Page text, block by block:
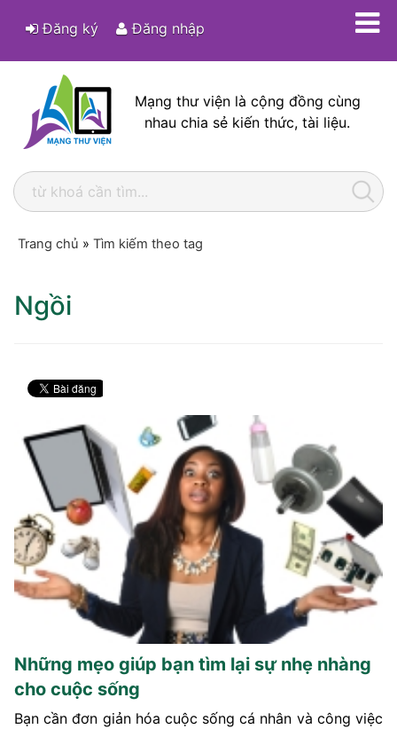
Đăng ký Đăng nhập
Mạng thư viện là cộng đồng cùng
nhau chia sẻ kiến thức, tài liệu.
Trang chủ » Tìm kiếm theo tag
Ngồi
Những mẹo giúp bạn tìm lại sự nhẹ nhàng
cho cuộc sống
Bạn cần đơn giản hóa cuộc sống cá nhân và công việc